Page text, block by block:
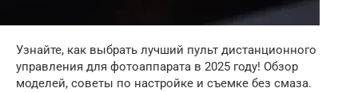
Узнайте, как выбрать лучший пульт дистанционного
управления для фотоаппарата в 2025 году! Обзор
моделей, советы по настройке и съемке без смаза.